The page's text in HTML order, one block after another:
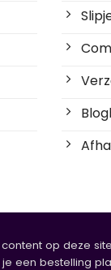
op deze
een bestelling